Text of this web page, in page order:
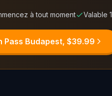
à tout moment Valable
Pass Budapest, $39.99